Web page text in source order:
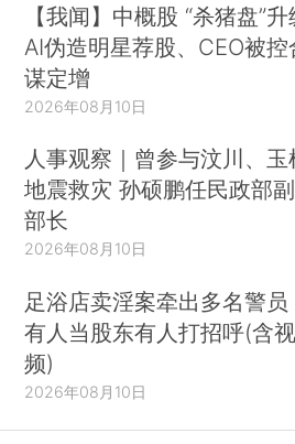
【我闻】中概股 “杀猪盘”升
AI伪造明星荐股、CEO被控
谋定增
2026年08月10日
人事观察｜曾参与汶川、玉
地震救灾 孙硕鹏任民政部副
部长
2026年08月10日
足浴店卖淫案牵出多名警员
有人当股东有人打招呼(含视
频)
2026年08月10日